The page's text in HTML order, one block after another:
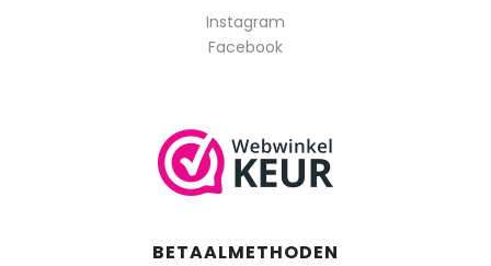
Instagram
Facebook
BETAALMETHODEN